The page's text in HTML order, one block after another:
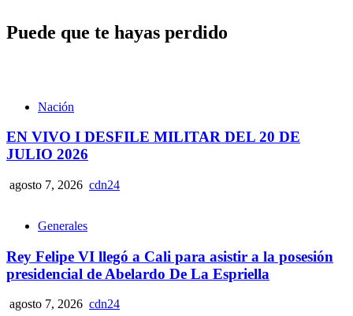
Puede que te hayas perdido
Nación
EN VIVO I DESFILE MILITAR DEL 20 DE
JULIO 2026
agosto 7, 2026 cdn24
Generales
Rey Felipe VI llegó a Cali para asistir a la posesión
presidencial de Abelardo De La Espriella
agosto 7, 2026 cdn24